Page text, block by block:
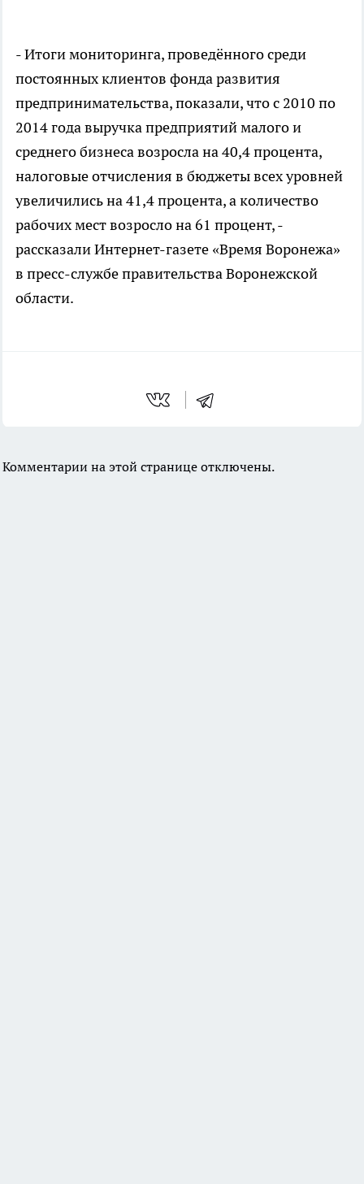
- Итоги мониторинга, проведённого среди
постоянных клиентов фонда развития
предпринимательства, показали, что с 2010 по
2014 года выручка предприятий малого и
среднего бизнеса возросла на 40,4 процента,
налоговые отчисления в бюджеты всех уровней
увеличились на 41,4 процента, а количество
рабочих мест возросло на 61 процент, -
рассказали Интернет-газете «Время Воронежа»
в пресс-службе правительства Воронежской
области.
Комментарии на этой странице отключены.